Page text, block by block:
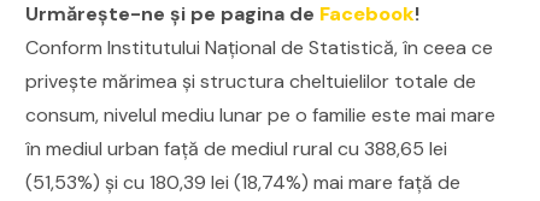
Urmăreşte-ne şi pe pagina de Facebook!
Conform Institutului Național de Statistică, în ceea ce
priveşte mărimea şi structura cheltuielilor totale de
consum, nivelul mediu lunar pe o familie este mai mare
în mediul urban faţă de mediul rural cu 388,65 lei
(51,53%) şi cu 180,39 lei (18,74%) mai mare faţă de